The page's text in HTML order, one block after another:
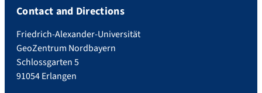
Contact and Directions
Friedrich-Alexander-Universität
GeoZentrum Nordbayern
Schlossgarten 5
91054 Erlangen